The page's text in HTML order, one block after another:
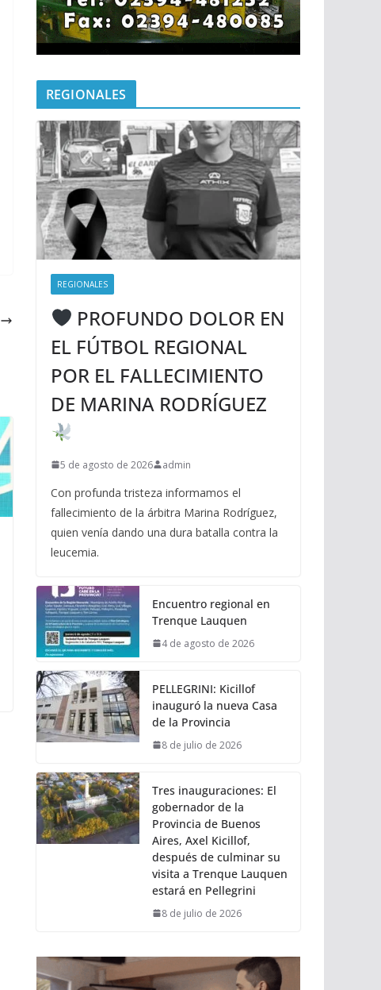
REGIONALES
REGIONALES
PROFUNDO DOLOR EN
EL FÚTBOL REGIONAL
POR EL FALLECIMIENTO
DE MARINA RODRÍGUEZ
5 de agosto de 2026 admin
Con profunda tristeza informamos el
fallecimiento de la árbitra Marina Rodríguez,
quien venía dando una dura batalla contra la
leucemia.
Encuentro regional en
Trenque Lauquen
4 de agosto de 2026
PELLEGRINI: Kicillof
inauguró la nueva Casa
de la Provincia
8 de julio de 2026
Tres inauguraciones: El
gobernador de la
Provincia de Buenos
Aires, Axel Kicillof,
después de culminar su
visita a Trenque Lauquen
estará en Pellegrini
8 de julio de 2026